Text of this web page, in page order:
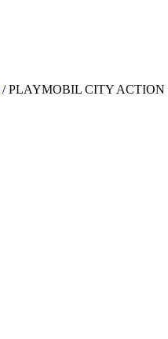
/ PLAYMOBIL CITY ACTION